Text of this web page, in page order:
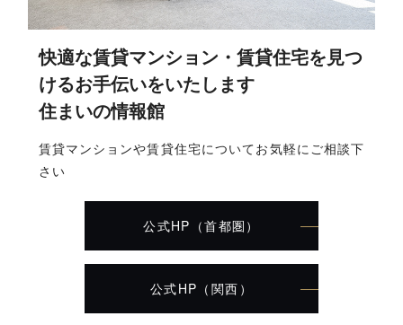
快適な賃貸マンション・賃貸住宅を見つ
けるお手伝いをいたします
住まいの情報館
賃貸マンションや賃貸住宅についてお気軽にご相談下
さい
公式HP（首都圏）
公式HP（関西）